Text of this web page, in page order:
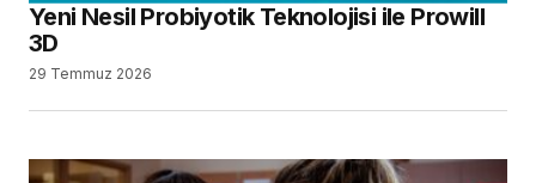
Yeni Nesil Probiyotik Teknolojisi ile Prowill
3D
29 Temmuz 2026